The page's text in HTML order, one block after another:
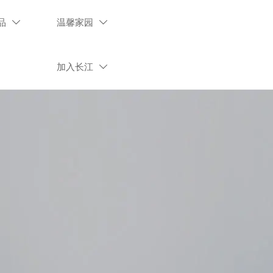
 温馨家园 
加入长江 